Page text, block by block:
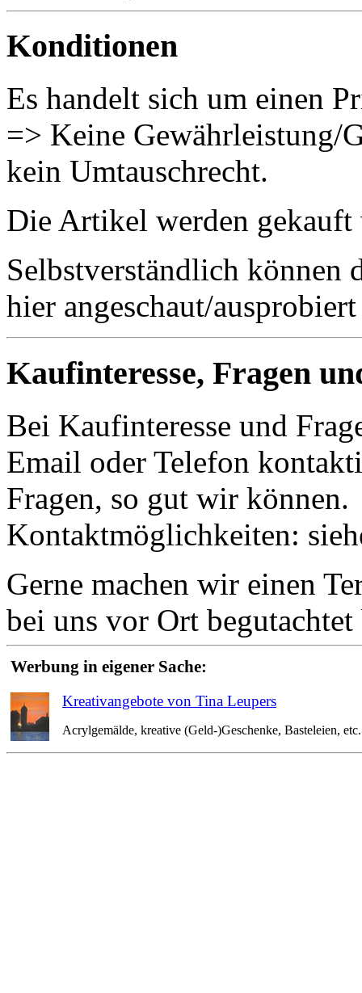
Konditionen
Es handelt sich um einen
=> Keine Gewährleistung/
kein Umtauschrecht.
Die Artikel werden gekauft
Selbstverständlich
hier angeschaut/
Kaufinteresse, Fragen
Bei Kaufinteresse und
Email oder Telefon
Fragen, so gut wir können.
Kontaktmöglichkeiten:
Gerne machen wir einen
bei uns vor Ort
Werbung in eigener Sache:
Kreativangebote von Tina Leupers
Acrylgemälde, kreative (Geld-)Geschenke, Basteleien,